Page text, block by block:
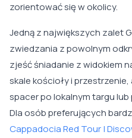
zorientować się w okolicy.
Jedną z największych zalet
zwiedzania z powolnym
zjeść śniadanie z widokiem
skale kościoły i
spacer po lokalnym targu
Dla osób preferujących
Cappadocia Red Tour |